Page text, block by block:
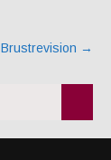
Brustrevision →